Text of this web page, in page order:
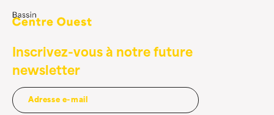
Inscrivez-vous à notre future
newsletter